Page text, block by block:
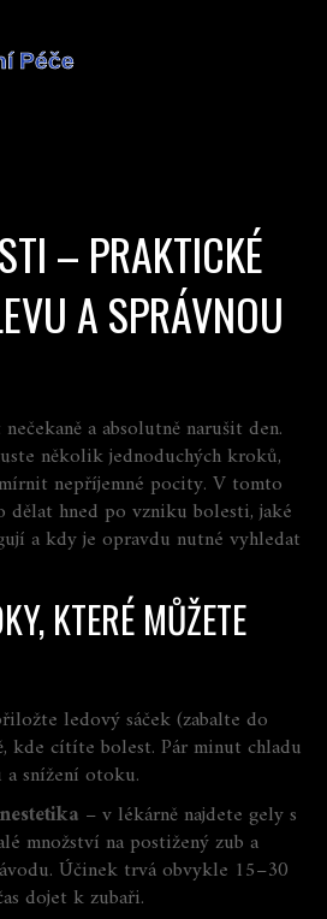
– PRAKTICKÉ
A SPRÁVNOU
a absolutně narušit den.
několik jednoduchých kroků,
nepříjemné pocity. V tomto
dělat hned po vzniku bolesti, jaké
a kdy je opravdu nutné vyhledat
KTERÉ MŮŽETE
ledový sáček (zabalte do
kde cítíte bolest. Pár minut chladu
snížení otoku.
– v lékárně najdete gely s
množství na postižený zub a
Účinek trvá obvykle 15–30
dojet k zubaři.